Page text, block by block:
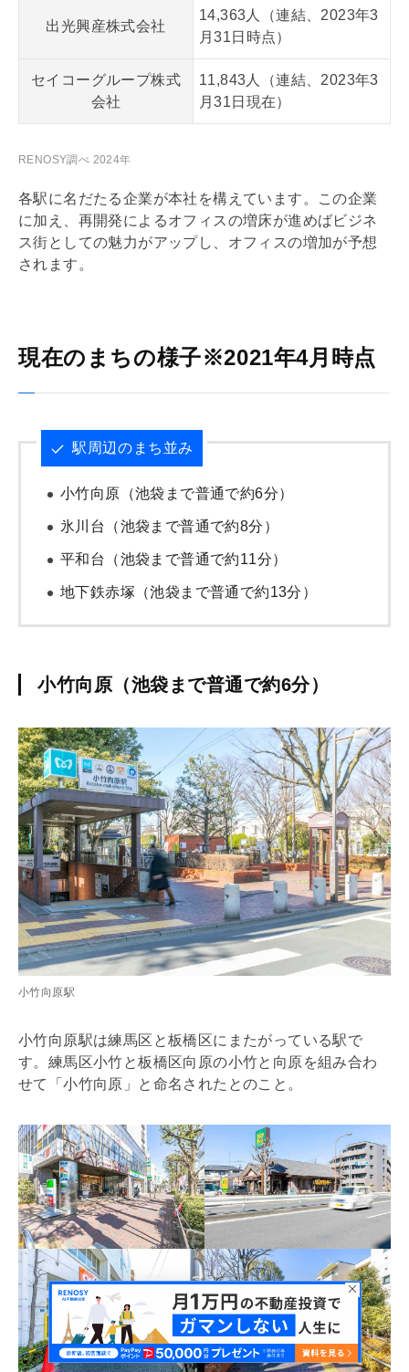
出光興産株式会社
14,363人（連結、2023年3
月31日時点）
セイコーグループ株式
会社
11,843人（連結、2023年3
月31日現在）
RENOSY調べ 2024年
各駅に名だたる企業が本社を構えています。この企業
に加え、再開発によるオフィスの増床が進めばビジネ
ス街としての魅力がアップし、オフィスの増加が予想
されます。
現在のまちの様子※2021年4月時点
駅周辺のまち並み
小竹向原（池袋まで普通で約6分）
氷川台（池袋まで普通で約8分）
平和台（池袋まで普通で約11分）
地下鉄赤塚（池袋まで普通で約13分）
小竹向原（池袋まで普通で約6分）
小竹向原駅
小竹向原駅は練馬区と板橋区にまたがっている駅で
す。練馬区小竹と板橋区向原の小竹と向原を組み合わ
せて「小竹向原」と命名されたとのこと。